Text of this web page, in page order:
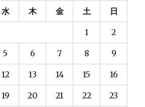
水 木 金 土 日
1 2
5 6 7 8 9
12 13 14 15 16
19 20 21 22 23